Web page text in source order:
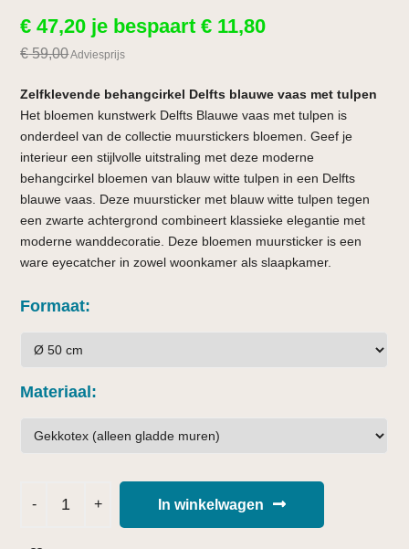
€ 47,20 je bespaart€ 11,80
€59,00Adviesprijs
Zelfklevende behangcirkel Delfts blauwe vaas met tulpen
Het bloemen kunstwerk Delfts Blauwe vaas met tulpen is
onderdeel van de collectie muurstickers bloemen. Geef je
interieur een stijlvolle uitstraling met deze moderne
behangcirkel bloemen van blauw witte tulpen in een Delfts
blauwe vaas. Deze muursticker met blauw witte tulpen tegen
een zwarte achtergrond combineert klassieke elegantie met
moderne wanddecoratie. Deze bloemen muursticker is een
ware eyecatcher in zowel woonkamer als slaapkamer.
Formaat
Materiaal
In winkelwagen